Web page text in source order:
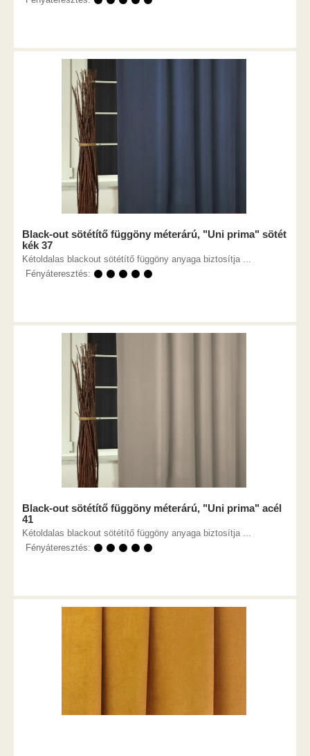
Black-out sötétítő függöny méterárú, "Uni prima" sötét
kék 37
Kétoldalas blackout sötétítő függöny anyaga biztosítja ...
Fényáteresztés: ⚫ ⚫ ⚫ ⚫ ⚫
Black-out sötétítő függöny méterárú, "Uni prima" acél
41
Kétoldalas blackout sötétítő függöny anyaga biztosítja ...
Fényáteresztés: ⚫ ⚫ ⚫ ⚫ ⚫